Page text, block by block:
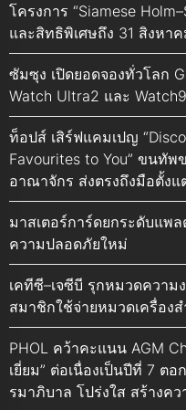
โครงการ “Siamese
และสิทธิพิเศษถึง 31 สิงหา
ซัมซุง เปิดยอดจองทั่วโลก
Watch Ultra2 และ
ท็อปส์ เสิร์ฟแคมเปญ
Favourites to You” ขนทั
อาณาจักร ส่งตรงถึงมือตั้ง
มาสเตอร์การ์ดยกระดับแพ
ความปลอดภัยใหม่
เคทีซี–เจซีบี รุกหมวดควา
สมาชิกใช้จ่ายหมวดเครื่องส
PHOL คว้าคะแนน AGM
เยี่ยม” ต่อเนื่องเป็นปีที่ 7 ต
รมาภิบาล โปร่งใส สร้างค